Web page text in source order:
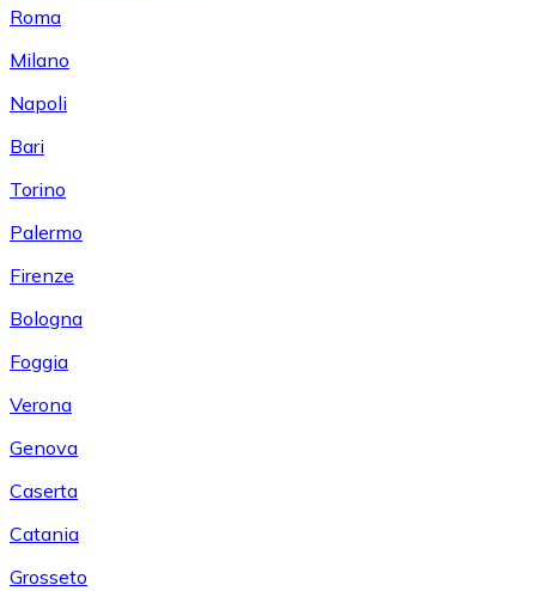
Roma
Milano
Napoli
Bari
Torino
Palermo
Firenze
Bologna
Foggia
Verona
Genova
Caserta
Catania
Grosseto